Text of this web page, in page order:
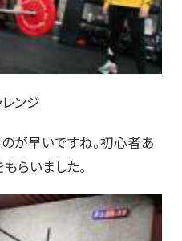
ンジ
が早いですね。初心者あ
らいました。